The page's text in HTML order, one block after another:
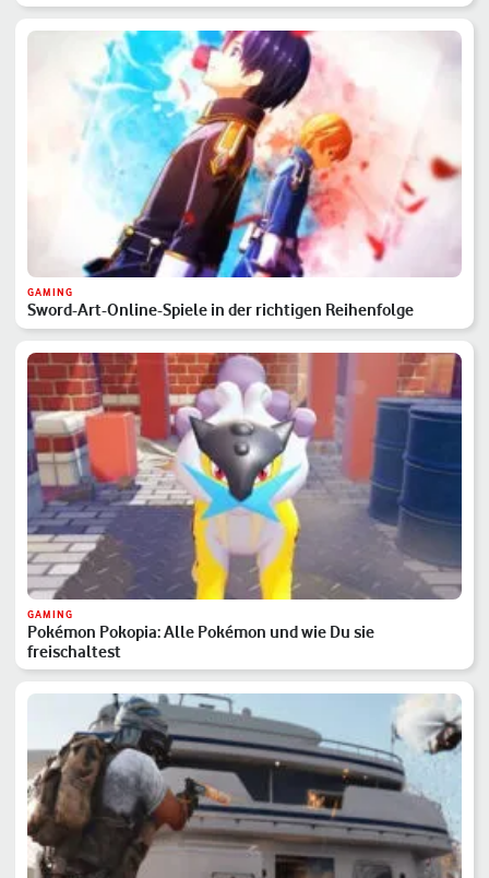
GAMING
Sword-Art-Online-Spiele in der richtigen Reihenfolge
GAMING
Pokémon Pokopia: Alle Pokémon und wie Du sie
freischaltest